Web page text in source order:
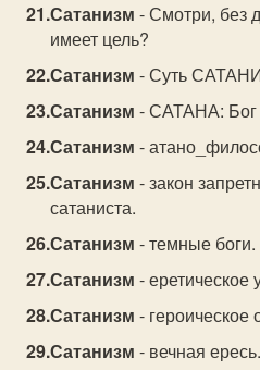
Сатанизм - Смотри, без
имеет цель?
Сатанизм - Суть
Сатанизм - САТАНА: Бог
Сатанизм -
Сатанизм - закон
сатаниста.
Сатанизм - темные боги.
Сатанизм - еретическое
Сатанизм - героическое
Сатанизм - вечная ересь.